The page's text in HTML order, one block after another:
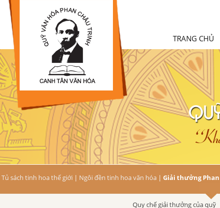
TRANG CHỦ
Tủ sách tinh hoa thế giới | Ngôi đền tinh hoa văn hóa | Giải thưởng
Quy chế giải thưởng của quỹ